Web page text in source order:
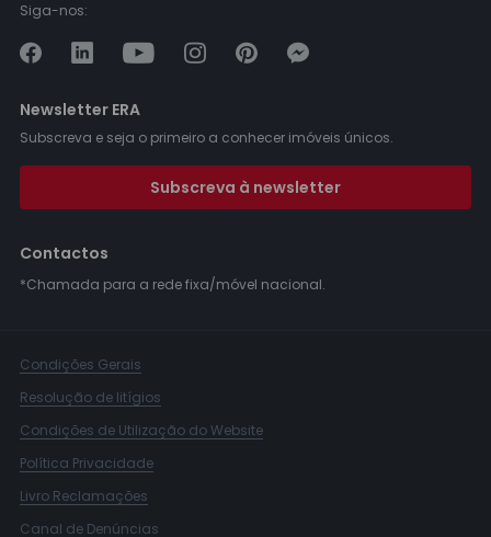
Siga-nos:
Newsletter ERA
Subscreva e seja o primeiro a conhecer imóveis únicos.
Subscreva à newsletter
Contactos
*Chamada para a rede fixa/móvel nacional.
Condições Gerais
Resolução de litígios
Condições de Utilização do Website
Política Privacidade
Livro Reclamações
Canal de Denúncias